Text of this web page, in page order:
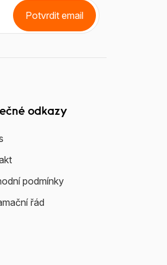
Potvrdit email
odkazy
podmínky
řád